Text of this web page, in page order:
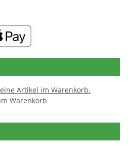
Artikel im Warenkorb.
Warenkorb